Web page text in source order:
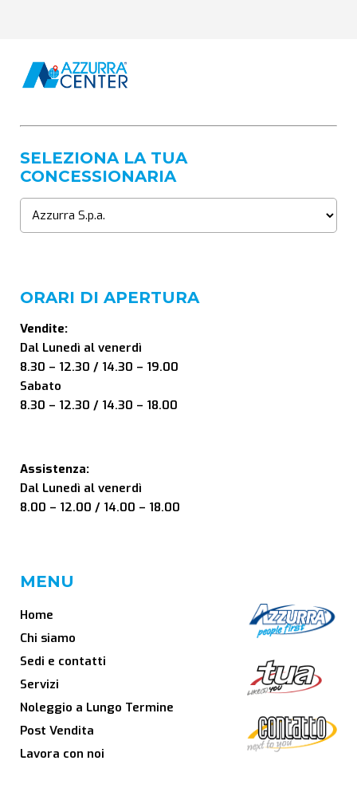
SELEZIONA LA TUA
CONCESSIONARIA
ORARI DI APERTURA
Vendite:
Dal Lunedì al venerdì
8.30 – 12.30 / 14.30 – 19.00
Sabato
8.30 – 12.30 / 14.30 – 18.00
Assistenza:
Dal Lunedì al venerdì
8.00 – 12.00 / 14.00 – 18.00
MENU
Home
Chi siamo
Sedi e contatti
Servizi
Noleggio a Lungo Termine
Post Vendita
Lavora con noi